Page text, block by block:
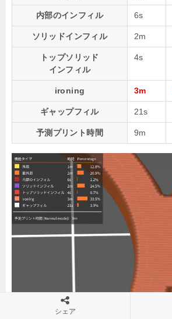
内部のインフィル 6s
ソリッドインフィル 2m
トップソリッド
インフィル
4s
ironing 3m
ギャップフィル 21s
予測プリント時間 9m
シェア